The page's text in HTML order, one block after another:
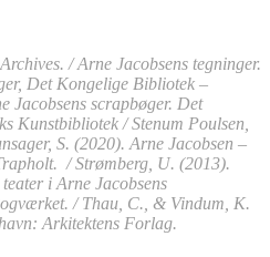
/ Arne Jacobsens tegninger.
Det Kongelige Bibliotek –
Jacobsens scrapbøger. Det
Kunstbibliotek / Stenum Poulsen,
S. (2020). Arne Jacobsen –
/ Strømberg, U. (2013).
i Arne Jacobsens
/ Thau, C., & Vindum, K.
Arkitektens Forlag.